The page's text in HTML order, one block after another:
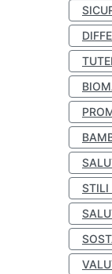
STILI